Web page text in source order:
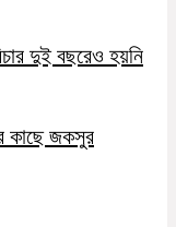
দুই বছরেও হয়নি
কাছে জকসুর